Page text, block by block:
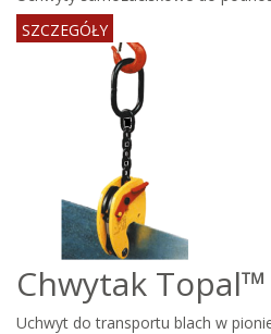
SZCZEGÓŁY
Chwytak Topal™
Uchwyt do transportu blach w